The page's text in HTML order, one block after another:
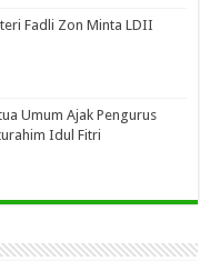
Fadli Zon Minta LDII
Umum Ajak Pengurus
Idul Fitri